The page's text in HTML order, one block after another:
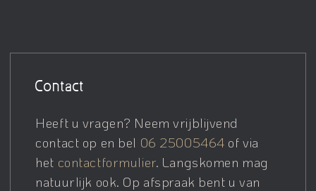
Contact
Heeft u vragen? Neem vrijblijvend
contact op en bel 06 25005464 of via
het contactformulier. Langskomen mag
natuurlijk ook. Op afspraak bent u van